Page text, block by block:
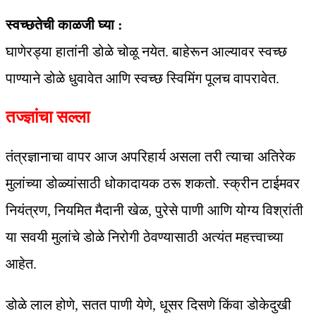
स्वच्छतेची काळजी घ्या :
घाणेरड्या हातांनी डोळे चोळू नयेत. बाहेरून आल्यावर स्वच्छ
पाण्याने डोळे धुवावेत आणि स्वच्छ स्विमिंग पूलच वापरावेत.
तज्ज्ञांचा सल्ला
तंत्रज्ञानाचा वापर आज अपरिहार्य असला तरी त्याचा अतिरेक
मुलांच्या डोळ्यांसाठी धोकादायक ठरू शकतो. स्क्रीन टाईमवर
नियंत्रण, नियमित मैदानी खेळ, पुरेसे पाणी आणि योग्य विश्रांती
या सवयी मुलांचे डोळे निरोगी ठेवण्यासाठी अत्यंत महत्त्वाच्या
आहेत.
डोळे लाल होणे, सतत पाणी येणे, धूसर दिसणे किंवा डोकेदुखी